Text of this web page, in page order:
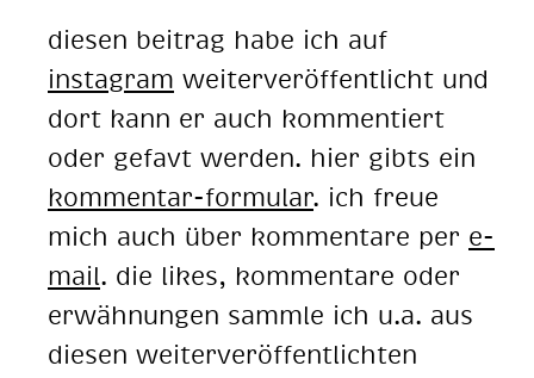
diesen beitrag habe ich auf
instagram weiterveröffentlicht und
dort kann er auch kommentiert
oder gefavt werden. hier gibts ein
kommentar-formular. ich freue
mich auch über kommentare per e-
mail. die likes, kommentare oder
erwähnungen sammle ich u.a. aus
diesen weiterveröffentlichten